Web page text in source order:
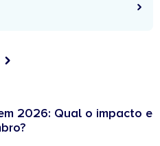
2026: Qual o impacto e